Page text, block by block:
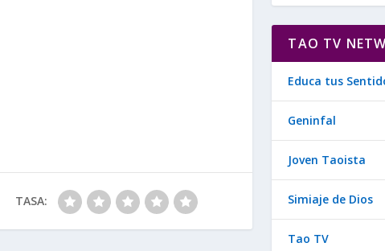
TASA:
TAO TV
Educa tus
Geninfal
Joven Taoista
Simiaje de Dios
Tao TV